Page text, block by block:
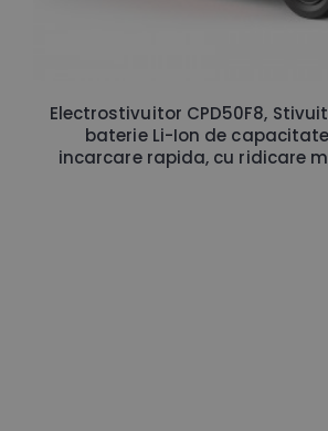
Electrostivuitor CPD50F8,
baterie Li-Ion de
incarcare rapida, cu ridicare